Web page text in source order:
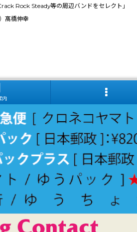
Rock Steady等の周辺バンドをセレクト」
髙橋伸幸
内